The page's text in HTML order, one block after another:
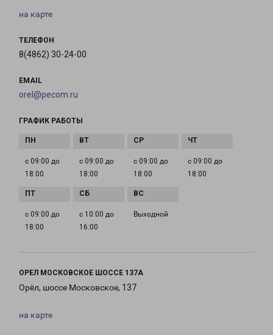
на карте
ТЕЛЕФОН
8(4862) 30-24-00
EMAIL
orel@pecom.ru
ГРАФИК РАБОТЫ
с 09:00 до
18:00
с 09:00 до
18:00
с 09:00 до
18:00
с 09:00 до
18:00
с 09:00 до
18:00
с 10:00 до
16:00
Выходной
ОРЕЛ МОСКОВСКОЕ ШОССЕ 137А
Орёл, шоссе Московское, 137
на карте